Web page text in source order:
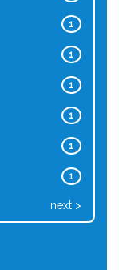
1
1
1
1
1
1
next >